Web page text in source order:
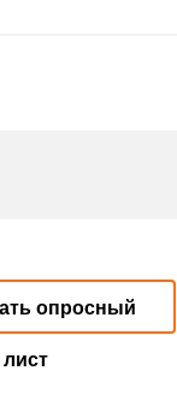
опросный
лист